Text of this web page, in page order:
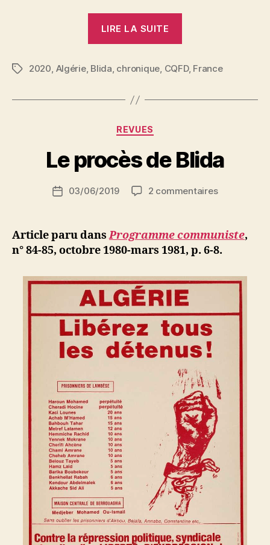
LIRE LA SUITE
La
du
de
Blida »
Étiquettes
2020, Algérie, Blida, chronique, CQFD, France
Catégories
REVUES
Le procès de Blida
Auteur
r
S
N
ji
Date03/06/2019 2 commentairessur
de
Blida
Article paru dansProgramme communiste,
n° 84-85, octobre 1980-mars 1981, p. 6-8.